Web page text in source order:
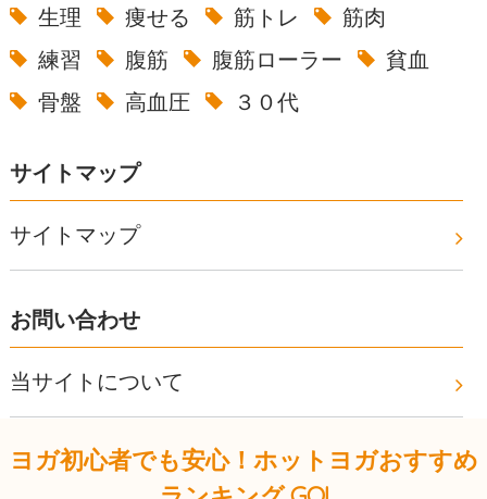
生理
痩せる 筋トレ
筋肉
練習
腹筋 腹筋ローラー
貧血
骨盤
高血圧 ３０代
サイトマップ
サイトマップ
お問い合わせ
当サイトについて
ヨガ初心者でも安心！ホットヨガおすすめ